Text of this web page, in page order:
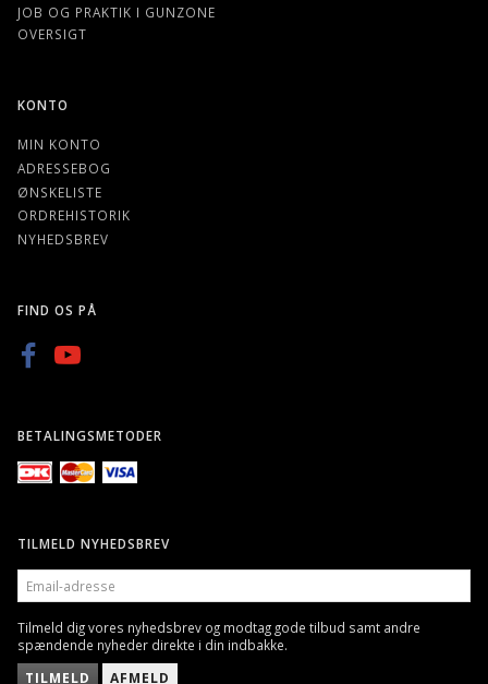
JOB OG PRAKTIK I GUNZONE
OVERSIGT
KONTO
MIN KONTO
ADRESSEBOG
ØNSKELISTE
ORDREHISTORIK
NYHEDSBREV
FIND OS PÅ
BETALINGSMETODER
TILMELD NYHEDSBREV
EMAIL-
ADRESSE
Tilmeld dig vores nyhedsbrev og modtag gode tilbud samt andre
spændende nyheder direkte i din indbakke.
TILMELD AFMELD